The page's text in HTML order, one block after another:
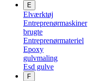
E
Elværktøj
Entreprenørmaskiner
brugte
Entreprenørmateriel
Epoxy
gulvmaling
Esd gulve
F